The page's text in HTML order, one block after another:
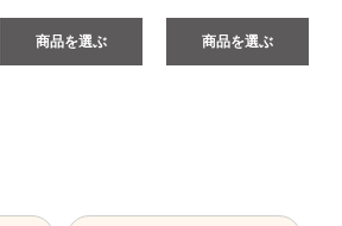
商品を選ぶ 商品を選ぶ